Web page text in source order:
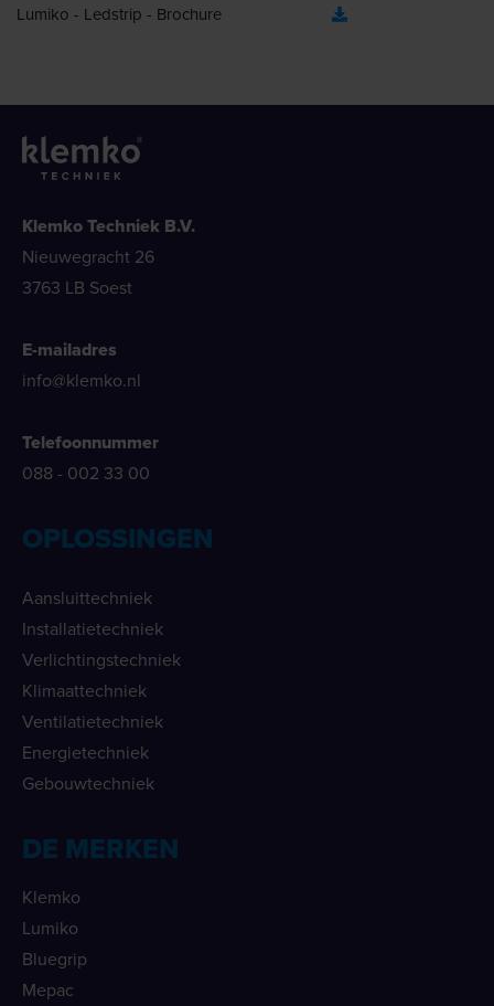
Lumiko - Ledstrip - Brochure
Klemko Techniek B.V.
Nieuwegracht 26
3763 LB Soest
E-mailadres
info@klemko.nl
Telefoonnummer
088 - 002 33 00
OPLOSSINGEN
Aansluittechniek
Installatietechniek
Verlichtingstechniek
Klimaattechniek
Ventilatietechniek
Energietechniek
Gebouwtechniek
DE MERKEN
Klemko
Lumiko
Bluegrip
Mepac